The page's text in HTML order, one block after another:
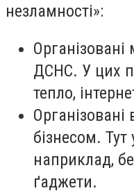
незламності»:
ДСНС. У цих
тепло,
Організовані
бізнесом. Тут
наприклад,
ґаджети.